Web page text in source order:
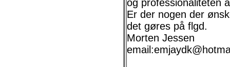
og professionaliteten
Er der nogen der
det gøres på flgd.
Morten Jessen